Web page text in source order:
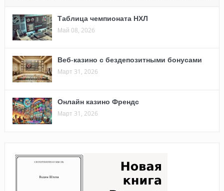
Таблица чемпионата НХЛ
Май 08, 2026
Веб-казино с бездепозитными бонусами
Март 31, 2026
Онлайн казино Френдс
Март 31, 2026